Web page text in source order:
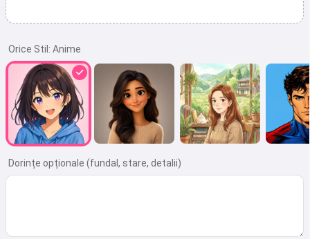
Orice Stil: Anime
Dorințe opționale (fundal, stare, detalii)